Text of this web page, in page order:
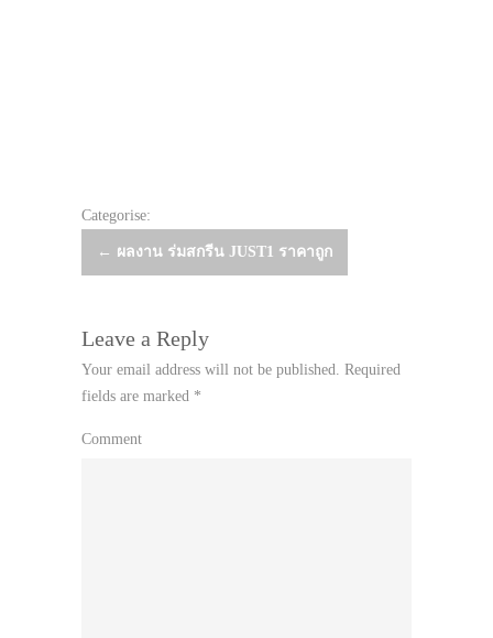
Categorise:
Post
← ผลงาน ร่มสกรีน JUST1 ราคาถูก
Leave a Reply
Your email address will not be published. Required
fields are marked *
Comment